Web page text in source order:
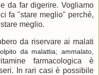
da far digerire. Vogliamo
fa "stare meglio" perché,
meglio.
da riservare ai malati
da malattia; ammalato,
farmacologica è
In rari casi è possibile